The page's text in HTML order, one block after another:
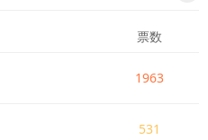
票数
1963
531